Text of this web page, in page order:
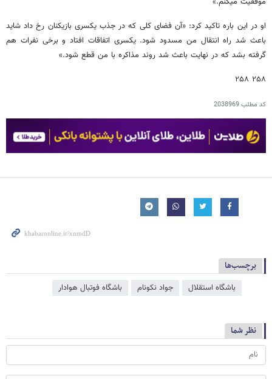
او در این باره تاکید کرد: «آن فضای کلی که در جذب یکسری بازیکنان رخ داد شاید
باعث شد راه انتقال من مسدود شود. یکسری اتفاقات افتاد و برخی نفرات هم
گرفته بشد که در نهایت باعث شد روند مذاکره با من قطع شود.»
۲۵۸ ۲۵۸
کد مطلب2038969
برچسب‌ها
باشگاه استقلال جواد نکونام باشگاه فوتبال هوادار
نظر شما